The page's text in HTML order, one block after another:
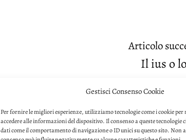
Gestisci Consenso Cookie
Per fornire le migliori esperienze, utilizziamo tecnologie come i cookie
accedere alle informazioni del dispositivo. Il consenso a queste tecnologie
dati come il comportamento di navigazione o ID unici su questo sito. Non
Articolo
Il ius o